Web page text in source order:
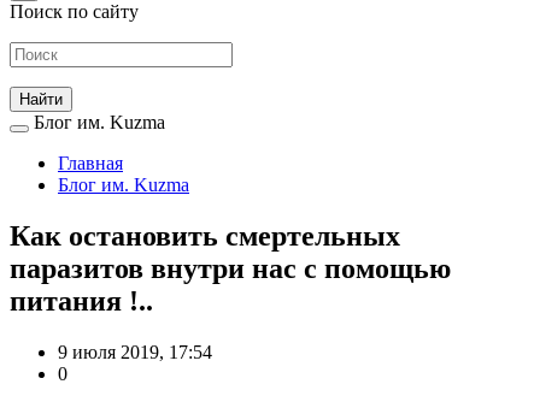
Поиск по сайту
Блог им. Kuzma
Главная
Блог им. Kuzma
Как остановить смертельных
паразитов внутри нас с помощью
питания !..
9 июля 2019, 17:54
0